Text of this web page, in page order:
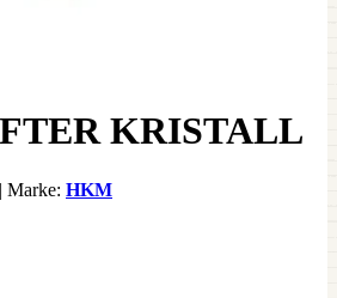
KRISTALL
| Marke: HKM